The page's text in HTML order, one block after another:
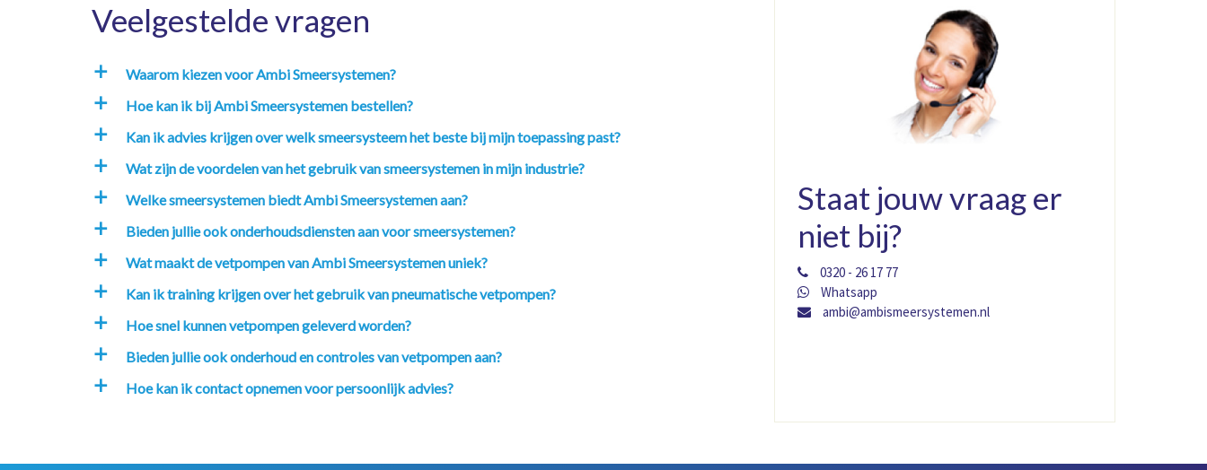
Veelgestelde vragen
a Waarom kiezen voor Ambi Smeersystemen?
a Hoe kan ik bij Ambi Smeersystemen bestellen?
a Kan ik advies krijgen over welk smeersysteem het beste bij mijn toepassing past?
a Wat zijn de voordelen van het gebruik van smeersystemen in mijn industrie?
a Welke smeersystemen biedt Ambi Smeersystemen aan?
a Bieden jullie ook onderhoudsdiensten aan voor smeersystemen?
a Wat maakt de vetpompen van Ambi Smeersystemen uniek?
a Kan ik training krijgen over het gebruik van pneumatische vetpompen?
a Hoe snel kunnen vetpompen geleverd worden?
a Bieden jullie ook onderhoud en controles van vetpompen aan?
a Hoe kan ik contact opnemen voor persoonlijk advies?
Staat jouw vraag er
niet bij?
0320 - 26 17 77
Whatsapp
ambi@ambismeersystemen.nl